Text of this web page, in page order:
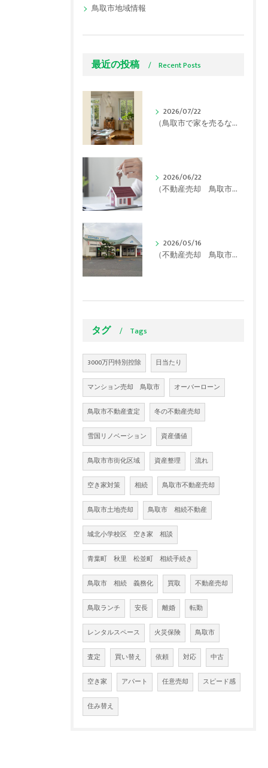
鳥取市地域情報
最近の投稿 Recent Posts
2026/07/22
（鳥取市で家を売るなら）連日の猛暑でも「内覧で好印象」を与える夏の不動産売却テクニック
2026/06/22
（不動産売却 鳥取市）【2026年最新】鳥取市で実家が「空き家」に…使える補助金と損をしないための対策をプロが解説！
2026/05/16
（不動産売却 鳥取市）【実は超優秀！】住みたい街「湖山」の秘密は駅にあった！？
タグ Tags
3000万円特別控除 日当たり
マンション売却 鳥取市 オーバーローン
鳥取市不動産査定 冬の不動産売却
雪国リノベーション 資産価値
鳥取市市街化区域 資産整理 流れ
空き家対策 相続 鳥取市不動産売却
鳥取市土地売却 鳥取市 相続不動産
城北小学校区 空き家 相談
青葉町 秋里 松並町 相続手続き
鳥取市 相続 義務化 買取 不動産売却
鳥取ランチ 安長 離婚 転勤
レンタルスペース 火災保険 鳥取市
査定 買い替え 依頼 対応 中古
空き家 アパート 任意売却 スピード感
住み替え